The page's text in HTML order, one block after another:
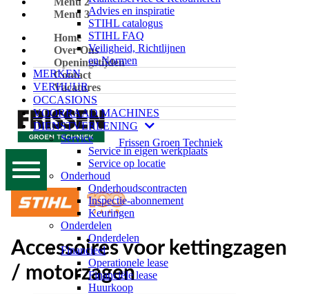
Advies en inspiratie
STIHL catalogus
STIHL FAQ
Veiligheid, Richtlijnen
en Normen
MERKEN
VERHUUR
OCCASIONS
VOORRAAD MACHINES
DIENSTVERLENING
Service
Service in eigen werkplaats
Service op locatie
Onderhoud
Onderhoudscontracten
Inspectie-abonnement
Keuringen
Onderdelen
Onderdelen
Financieel
Operationele lease
Financiële lease
Huurkoop
Menu 3
Home
Over Ons
Openingstijden
Contact
Vacatures
Frissen Groen Techniek
Accessoires voor kettingzagen
/ motorzagen